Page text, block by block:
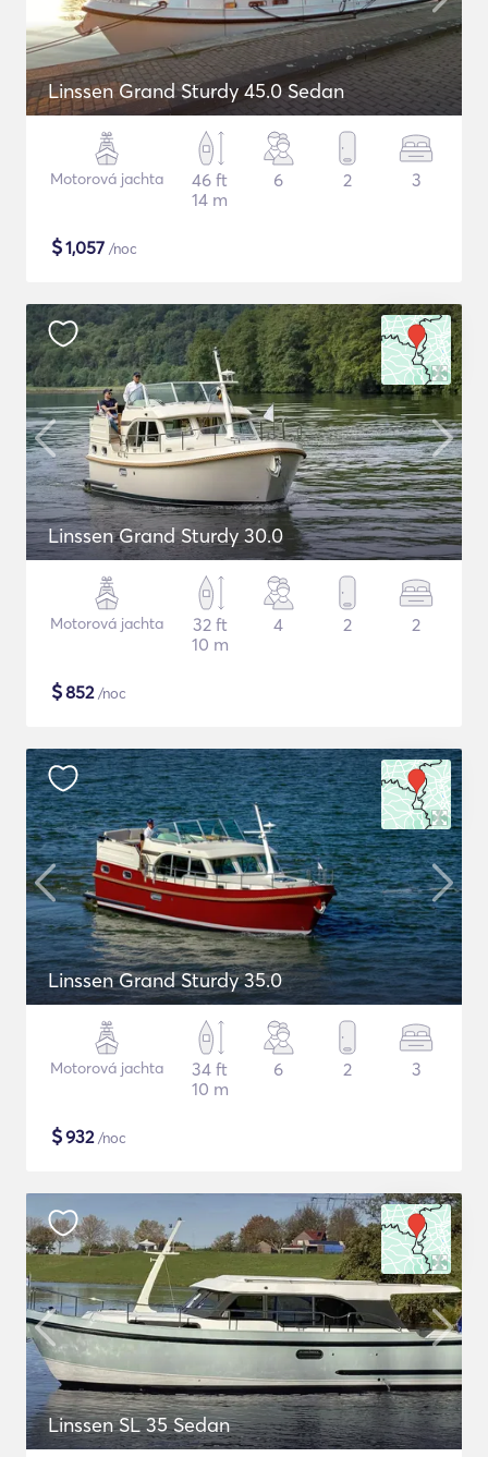
Linssen Grand Sturdy 45.0 Sedan
Motorová jachta
46 ft
14 m
6 2 3
$1,057 /noc
Linssen Grand Sturdy 30.0
Motorová jachta
32 ft
10 m
4 2 2
$852/noc
Linssen Grand Sturdy 35.0
Motorová jachta
34 ft
10 m
6 2 3
$932/noc
Linssen SL 35 Sedan